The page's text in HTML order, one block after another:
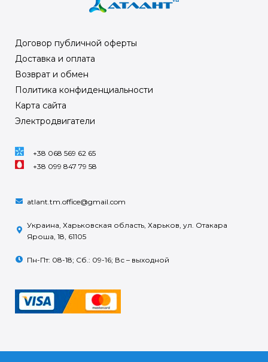
Договор публичной оферты
Доставка и оплата
Возврат и обмен
Политика конфиденциальности
Карта сайта
Электродвигатели
+38 068 569 62 65
+38 099 847 79 58
atlant.tm.office@gmail.com
Украина, Харьковская область, Харьков, ул. Отакара
Яроша, 18, 61105
Пн-Пт: 08-18; Сб.: 09-16; Вс – выходной